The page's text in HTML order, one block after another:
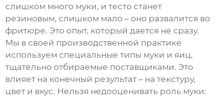
слишком много муки, и тесто станет
резиновым, слишком мало – оно развалится во
фритюре. Это опыт, который дается не сразу.
Мы в своей производственной практике
используем специальные типы муки и яиц,
тщательно отбираемые поставщиками. Это
влияет на конечный результат – на текстуру,
цвет и вкус. Нельзя недооценивать роль муки: